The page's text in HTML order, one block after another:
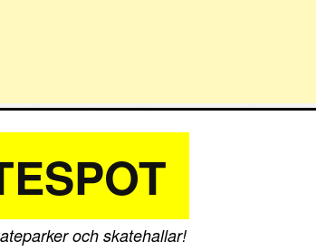
och skatehallar!